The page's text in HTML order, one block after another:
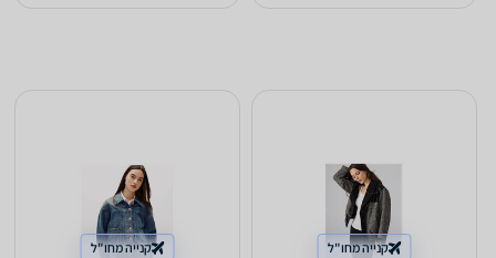
קנייה מחו"ל
קנייה מחו"ל